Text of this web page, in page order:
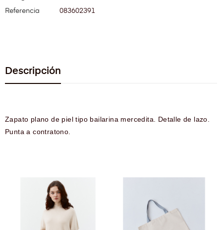
Referencia
083602391
Descripción
Zapato plano de piel tipo bailarina mercedita. Detalle de lazo.
Punta a contratono.